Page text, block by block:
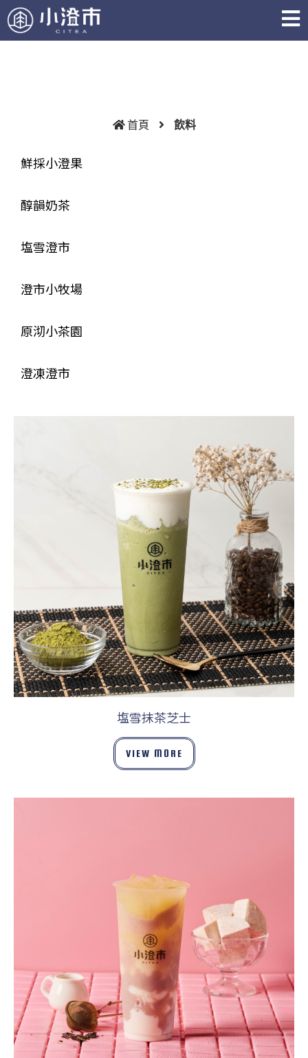
首頁 飲料
鮮採小澄果
醇韻奶茶
塩雪澄市
澄市小牧場
原沏小茶園
澄凍澄市
塩雪抹茶芝士
VIEW MORE